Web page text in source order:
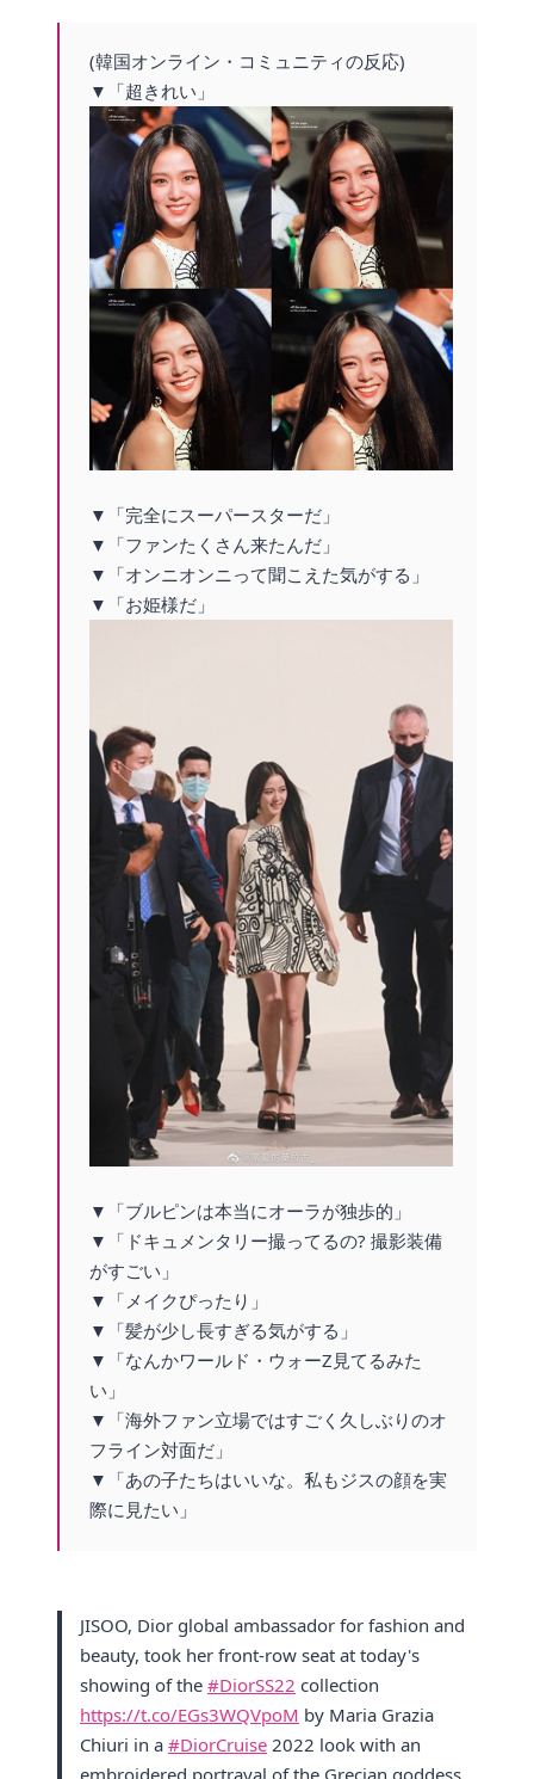
(韓国オンライン・コミュニティの反応)
▼「超きれい」
▼「完全にスーパースターだ」
▼「ファンたくさん来たんだ」
▼「オンニオンニって聞こえた気がする」
▼「お姫様だ」
▼「ブルピンは本当にオーラが独歩的」
▼「ドキュメンタリー撮ってるの? 撮影装備
がすごい」
▼「メイクぴったり」
▼「髪が少し長すぎる気がする」
▼「なんかワールド・ウォーZ見てるみた
い」
▼「海外ファン立場ではすごく久しぶりのオ
フライン対面だ」
▼「あの子たちはいいな。私もジスの顔を実
際に見たい」
JISOO, Dior global ambassador for fashion and
beauty, took her front-row seat at today's
showing of the #DiorSS22 collection
https://t.co/EGs3WQVpoM by Maria Grazia
Chiuri in a #DiorCruise 2022 look with an